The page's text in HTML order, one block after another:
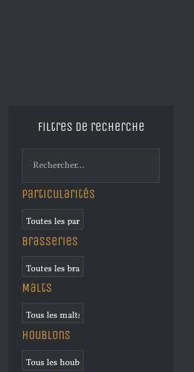
Filtres de recherche
Particularités
Brasseries
Malts
Houblons